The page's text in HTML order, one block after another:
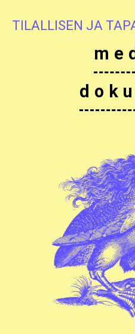
TILALLISEN JA